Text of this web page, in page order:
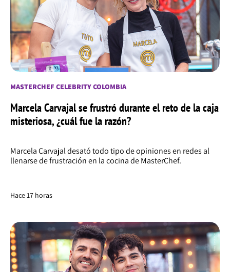
MASTERCHEF CELEBRITY COLOMBIA
Marcela Carvajal se frustró durante el reto de la caja
misteriosa, ¿cuál fue la razón?
Marcela Carvajal desató todo tipo de opiniones en redes al
llenarse de frustración en la cocina de MasterChef.
Hace 17 horas